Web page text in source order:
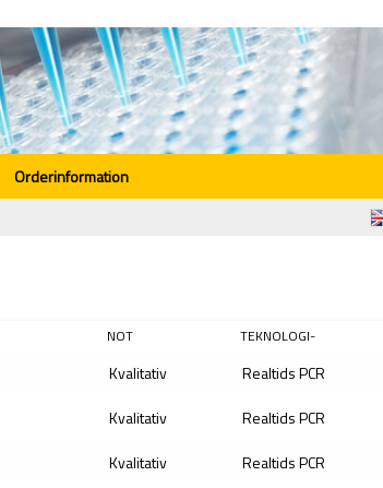
Orderinformation
NOT TEKNOLOGI-
Kvalitativ
Realtids PCR
Kvalitativ
Realtids PCR
Kvalitativ
Realtids PCR